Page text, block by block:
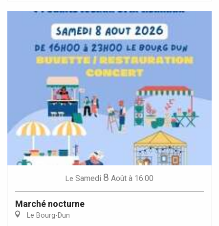
Le Samedi 8 Août à 16:00
Marché nocturne
Le Bourg-Dun